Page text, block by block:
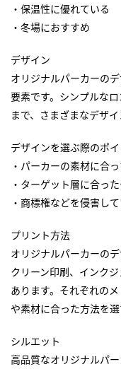
・保温性に優れている
・冬場におすすめ
デザイン
オリジナルパーカーの
要素です。シンプルな
まで、さまざまなデザ
デザインを選ぶ際のポ
・パーカーの素材に合
・ターゲット層に合っ
・商標権などを侵害し
プリント方法
オリジナルパーカーの
クリーン印刷、インク
あります。それぞれの
や素材に合った方法を選
シルエット
高品質なオリジナルパ